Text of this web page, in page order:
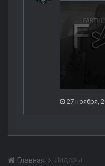
27 ноября,
Главная Лидеры